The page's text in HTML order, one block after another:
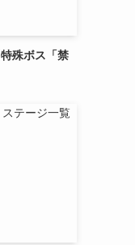
殊ボス「禁